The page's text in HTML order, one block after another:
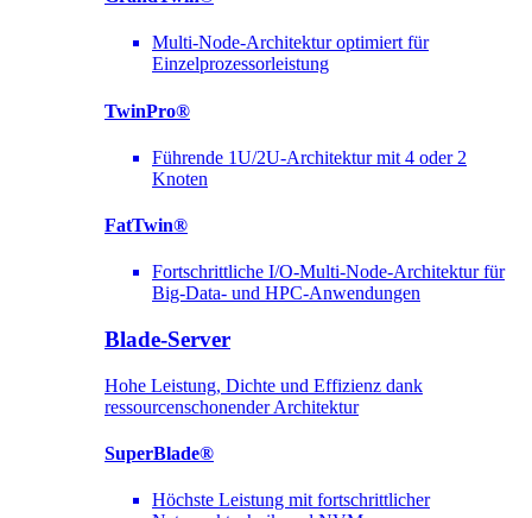
Multi-Node-Architektur optimiert für
Einzelprozessorleistung
TwinPro®
Führende 1U/2U-Architektur mit 4 oder 2
Knoten
FatTwin®
Fortschrittliche I/O-Multi-Node-Architektur für
Big-Data- und HPC-Anwendungen
Blade-Server
Hohe Leistung, Dichte und Effizienz dank
ressourcenschonender Architektur
SuperBlade®
Höchste Leistung mit fortschrittlicher